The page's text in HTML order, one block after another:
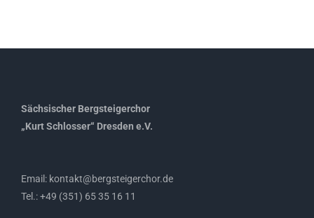
Sächsischer Bergsteigerchor
„Kurt Schlosser“ Dresden e.V.
Email: kontakt@bergsteigerchor.de
Tel.: +49 (351) 65 35 16 11